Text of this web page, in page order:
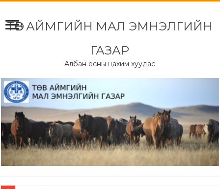
ТӨВ АЙМГИЙН МАЛ ЭМНЭЛГИЙН
ГАЗАР
Албан ёсны цахим хуудас